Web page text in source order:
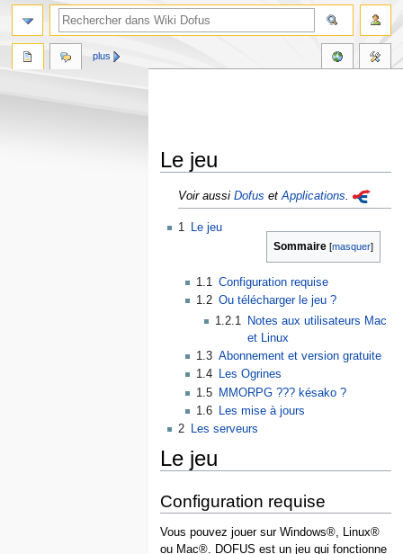
Le jeu
Aller
la
Aller
la
Voir aussiDofus etApplications.
Sommaire
1 Le jeu
1.1
Configuration requise
1.2 Ou télécharger le jeu ?
1.2.1
Notes aux utilisateurs Mac
et Linux
1.3 Abonnement et version gratuite
1.4
Les Ogrines
1.5
MMORPG ??? késako ?
1.6
Les mise à jours
2
Les serveurs
Le jeu
Configuration requise
Vous pouvez jouer sur Windows®, Linux®
ou Mac®. DOFUS est un jeu qui fonctionne
plus